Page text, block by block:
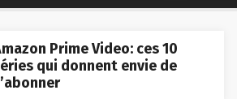
Prime Video: ces 10
qui donnent envie de